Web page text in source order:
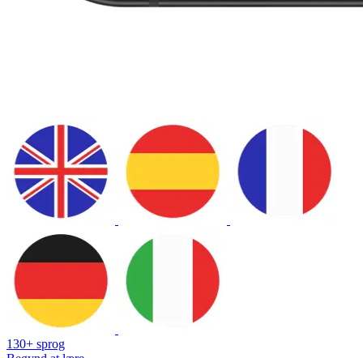
130+ sprog